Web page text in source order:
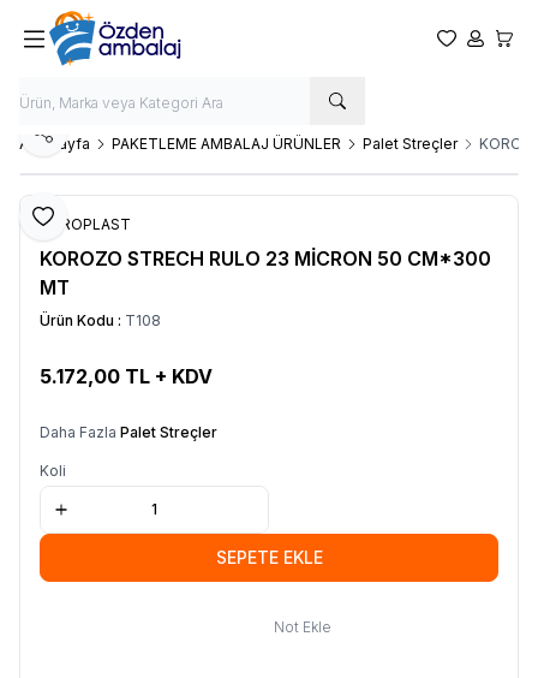
Favorilerim
Hesabım
Ana Sayfa PAKETLEME AMBALAJ ÜRÜNLER Palet Streçler
Favoriye Ekle
Paylaş
KOROPLAST
KOROZO STRECH RULO 23 MİCRON 50 CM*300
MT
Ürün Kodu : T108
5.172,00 TL + KDV
Daha Fazla Palet Streçler
Koli
SEPETE EKLE
Not Ekle